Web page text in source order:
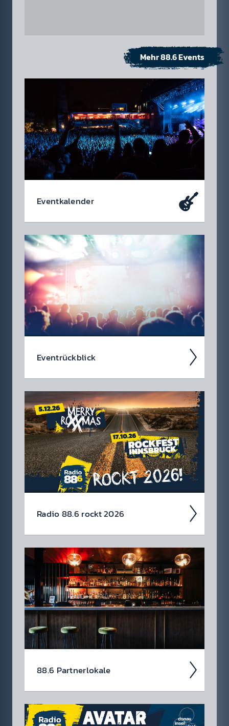
Mehr 88.6 Events
Event­kalen­der
Da soll­test du dabei sein – oder zu­mindest
so tun als ob. Die wir­klich coolen Events, die
du dir heute schon in den Kalen­der ein­tragen
soll­test.
Event­rück­blick
Wir blicken auf coole 88.6 Events zurück.
Radio 88.6 rockt 2026
Auch 2026 heißt es: Wir sind ROCK­FEST!
Jetzt schon die Tickets für unsere 88.6 Events
checken.
88.6 Partner­lokale